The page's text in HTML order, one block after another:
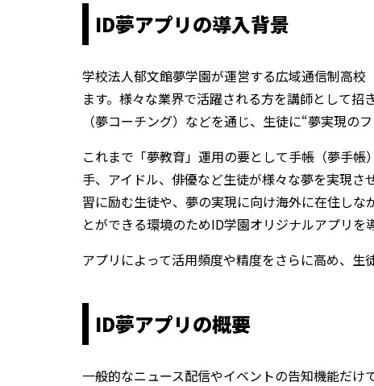
ID夢アプリの導入背景
学校法人郁文館夢学園が運営する広域通信制高
ます。様々な業界で活躍される方を講師として
（夢コーチング）などを通じ、生徒に“夢実現の
これまで「夢教育」運用の要として手帳（夢手
手、アイドル、俳優など生徒が様々な夢を実現
習に励む生徒や、夢の実現に向け海外に在住し
とができる環境のためID学園オリジナルアプリを
アプリによって活用頻度や精度をさらに高め、生
ID夢アプリの概要
一般的なニュース配信やイベントの告知機能だけ